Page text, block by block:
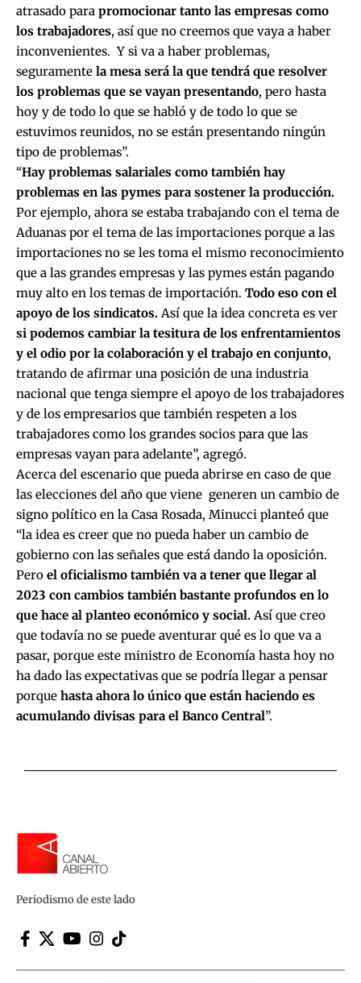
atrasado para promocionar tanto las empresas como
los trabajadores, así que no creemos que vaya a haber
inconvenientes. Y si va a haber problemas,
seguramente la mesa será la que tendrá que resolver
los problemas que se vayan presentando, pero hasta
hoy y de todo lo que se habló y de todo lo que se
estuvimos reunidos, no se están presentando ningún
tipo de problemas”.
“Hay problemas salariales como también hay
problemas en las pymes para sostener la producción.
Por ejemplo, ahora se estaba trabajando con el tema de
Aduanas por el tema de las importaciones porque a las
importaciones no se les toma el mismo reconocimiento
que a las grandes empresas y las pymes están pagando
muy alto en los temas de importación. Todo eso con el
apoyo de los sindicatos. Así que la idea concreta es ver
si podemos cambiar la tesitura de los enfrentamientos
y el odio por la colaboración y el trabajo en conjunto,
tratando de afirmar una posición de una industria
nacional que tenga siempre el apoyo de los trabajadores
y de los empresarios que también respeten a los
trabajadores como los grandes socios para que las
empresas vayan para adelante”, agregó.
Acerca del escenario que pueda abrirse en caso de que
las elecciones del año que viene generen un cambio de
signo político en la Casa Rosada, Minucci planteó que
“la idea es creer que no pueda haber un cambio de
gobierno con las señales que está dando la oposición.
Pero el oficialismo también va a tener que llegar al
2023 con cambios también bastante profundos en lo
que hace al planteo económico y social. Así que creo
que todavía no se puede aventurar qué es lo que va a
pasar, porque este ministro de Economía hasta hoy no
ha dado las expectativas que se podría llegar a pensar
porque hasta ahora lo único que están haciendo es
acumulando divisas para el Banco Central”.
Periodismo de este lado